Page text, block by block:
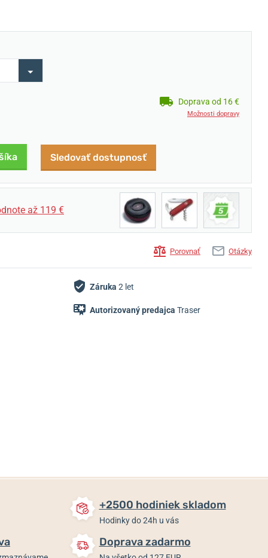
Doprava od 16 €
Možnosti dopravy
Sledovať dostupnosť
až 119 €
Porovnať Otázky
Záruka 2 let
Autorizovaný predajca Traser
+2500 hodiniek skladom
Hodinky do 24h u vás
Doprava zadarmo